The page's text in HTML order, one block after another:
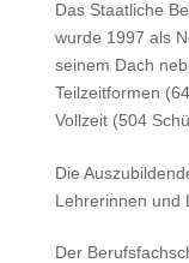
Das Staatliche
wurde 1997 als
seinem Dach
Teilzeitformen
Vollzeit (504
Die
Lehrerinnen und
Der